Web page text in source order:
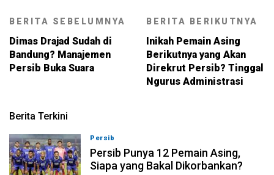
BERITA SEBELUMNYA
Dimas Drajad Sudah di
Bandung? Manajemen
Persib Buka Suara
BERITA BERIKUTNYA
Inikah Pemain Asing
Berikutnya yang Akan
Direkrut Persib? Tinggal
Ngurus Administrasi
Berita Terkini
Persib
Persib Punya 12 Pemain Asing,
Siapa yang Bakal Dikorbankan?